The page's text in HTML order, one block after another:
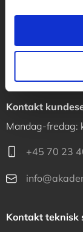
Akademisk
1120
Kontakt
Mandag-fredag:
+45 70 23
Kontakt teknisk